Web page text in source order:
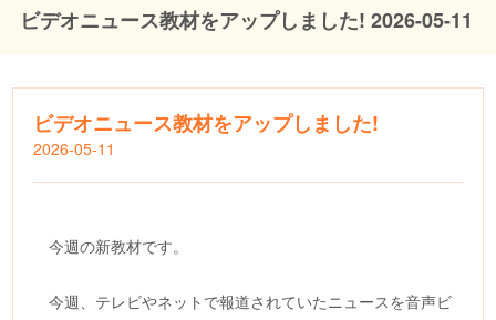
ビデオニュース教材をアップしました! 2026-05-11
ビデオニュース教材をアップしました!
2026-05-11
今週の新教材です。
今週、テレビやネットで報道されていたニュースを音声ビ